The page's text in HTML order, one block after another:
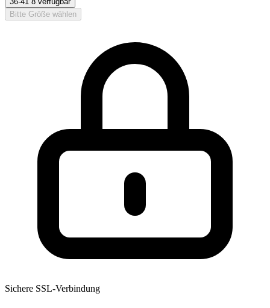
Bitte Größe wählen
Sichere SSL-Verbindung